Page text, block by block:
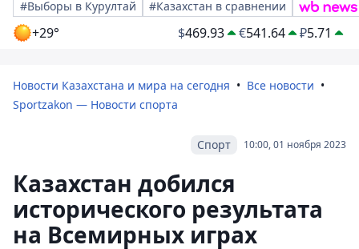
#Выборы в Курултай
#Казахстан в сравнении
+29° $469.93 €541.64 ₽5.71
Новости Казахстана и мира на сегодня
Все новости
Sportzakon — Новости спорта
10:00, 01 ноября 2023
Спорт
Казахстан добился
исторического результата
на Всемирных играх